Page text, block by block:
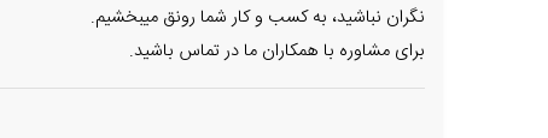
نگران نباشید، به کسب و کار شما رونق میبخشیم.
برای مشاوره با همکاران ما در تماس باشید.